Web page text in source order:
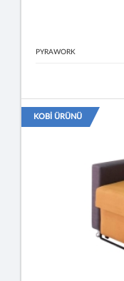
PYRAWORK
KOBİ ÜRÜNÜ